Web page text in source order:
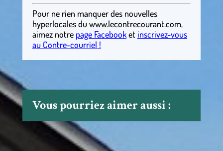
Pour ne rien manquer des nouvelles
hyperlocalesdu www.lecontrecourant.com,
aimez notre page Facebooket inscrivez-vous
au Contre-courriel !
Vous pourriez aimer aussi :